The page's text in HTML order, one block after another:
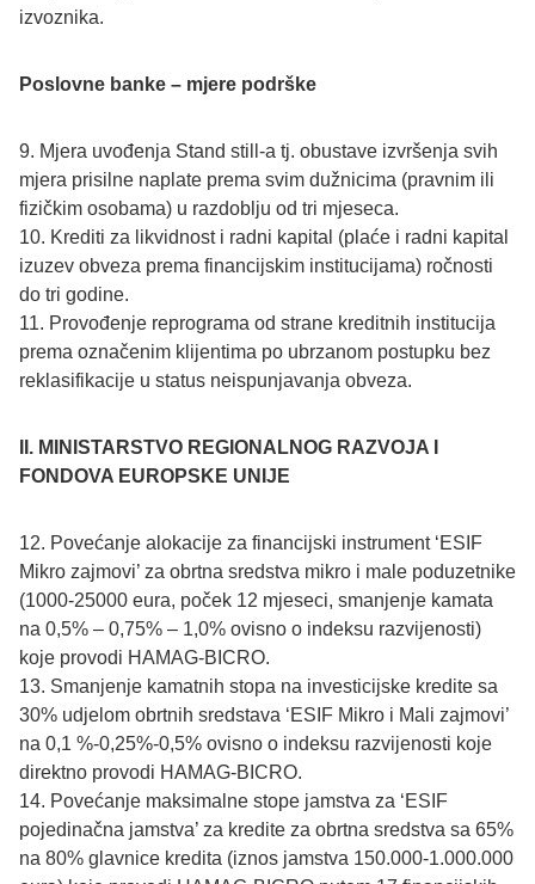
izvoznika.
Poslovne banke – mjere podrške
9. Mjera uvođenja Stand still-a tj. obustave izvršenja svih
mjera prisilne naplate prema svim dužnicima (pravnim ili
fizičkim osobama) u razdoblju od tri mjeseca.
10. Krediti za likvidnost i radni kapital (plaće i radni kapital
izuzev obveza prema financijskim institucijama) ročnosti
do tri godine.
11. Provođenje reprograma od strane kreditnih institucija
prema označenim klijentima po ubrzanom postupku bez
reklasifikacije u status neispunjavanja obveza.
II. MINISTARSTVO REGIONALNOG RAZVOJA I
FONDOVA EUROPSKE UNIJE
12. Povećanje alokacije za financijski instrument ‘ESIF
Mikro zajmovi’ za obrtna sredstva mikro i male poduzetnike
(1000-25000 eura, poček 12 mjeseci, smanjenje kamata
na 0,5% – 0,75% – 1,0% ovisno o indeksu razvijenosti)
koje provodi HAMAG-BICRO.
13. Smanjenje kamatnih stopa na investicijske kredite sa
30% udjelom obrtnih sredstava ‘ESIF Mikro i Mali zajmovi’
na 0,1 %-0,25%-0,5% ovisno o indeksu razvijenosti koje
direktno provodi HAMAG-BICRO.
14. Povećanje maksimalne stope jamstva za ‘ESIF
pojedinačna jamstva’ za kredite za obrtna sredstva sa 65%
na 80% glavnice kredita (iznos jamstva 150.000-1.000.000